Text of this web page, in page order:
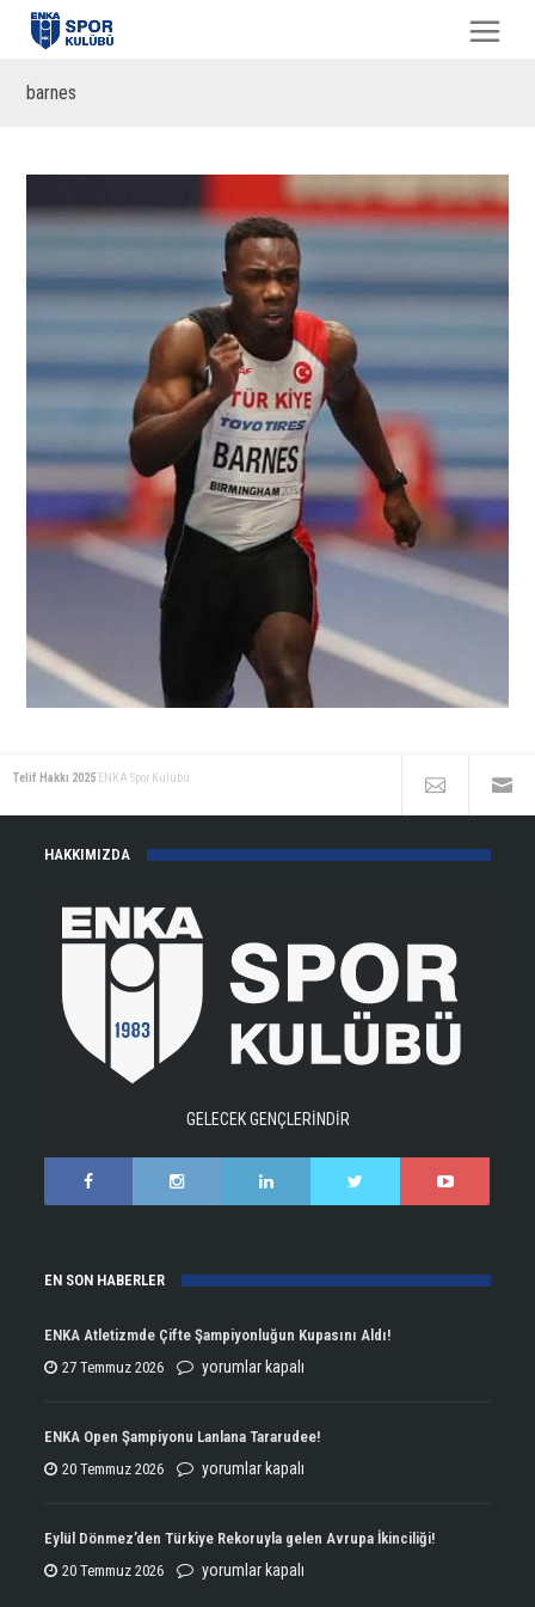
barnes
Telif Hakkı 2025 ENKA Spor Kulübü
HAKKIMIZDA
GELECEK GENÇLERİNDİR
EN SON HABERLER
ENKA Atletizmde Çifte Şampiyonluğun Kupasını Aldı!
27 Temmuz 2026
ENKA
Çifte
Şampiyonluğun
Aldı!
yorumlar kapalı
ENKA Open Şampiyonu Lanlana Tararudee!
20 Temmuz 2026
ENKA
Şampiyonu
Lanlana
yorumlar kapalı
Eylül Dönmez’den Türkiye Rekoruyla gelen Avrupa İkinciliği!
20 Temmuz 2026
Eylül
yorumlar kapalı